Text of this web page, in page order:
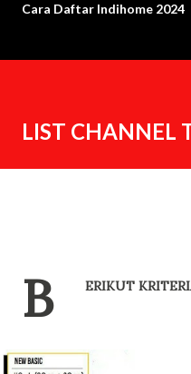
Cara Daftar Indihome 2024
LIST CHANNEL
B ERIKUT